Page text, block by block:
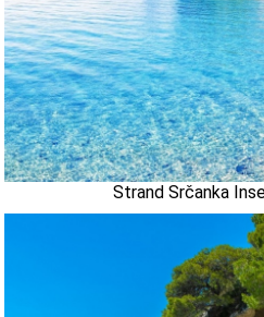
Strand Srčanka